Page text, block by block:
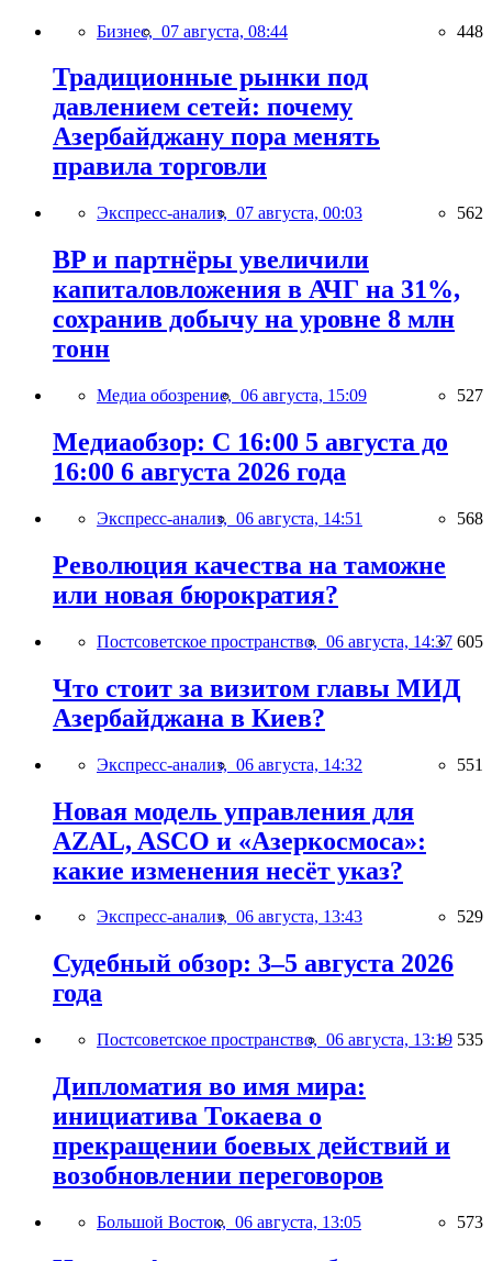
Бизнес, 07 августа, 08:44 448
Традиционные рынки под
давлением сетей: почему
Азербайджану пора менять
правила торговли
Экспресс-анализ, 07 августа, 00:03 562
BP и партнёры увеличили
капиталовложения в АЧГ на 31%,
сохранив добычу на уровне 8 млн
тонн
Медиа обозрение, 06 августа, 15:09 527
Медиаобзор: С 16:00 5 августа до
16:00 6 августа 2026 года
Экспресс-анализ, 06 августа, 14:51 568
Революция качества на таможне
или новая бюрократия?
Постсоветское пространство, 06 августа, 14:37 605
Что стоит за визитом главы МИД
Азербайджана в Киев?
Экспресс-анализ, 06 августа, 14:32 551
Новая модель управления для
AZAL, ASCO и «Азеркосмоса»:
какие изменения несёт указ?
Экспресс-анализ, 06 августа, 13:43 529
Судебный обзор: 3–5 августа 2026
года
Постсоветское пространство, 06 августа, 13:19 535
Дипломатия во имя мира:
инициатива Токаева о
прекращении боевых действий и
возобновлении переговоров
Большой Восток, 06 августа, 13:05 573